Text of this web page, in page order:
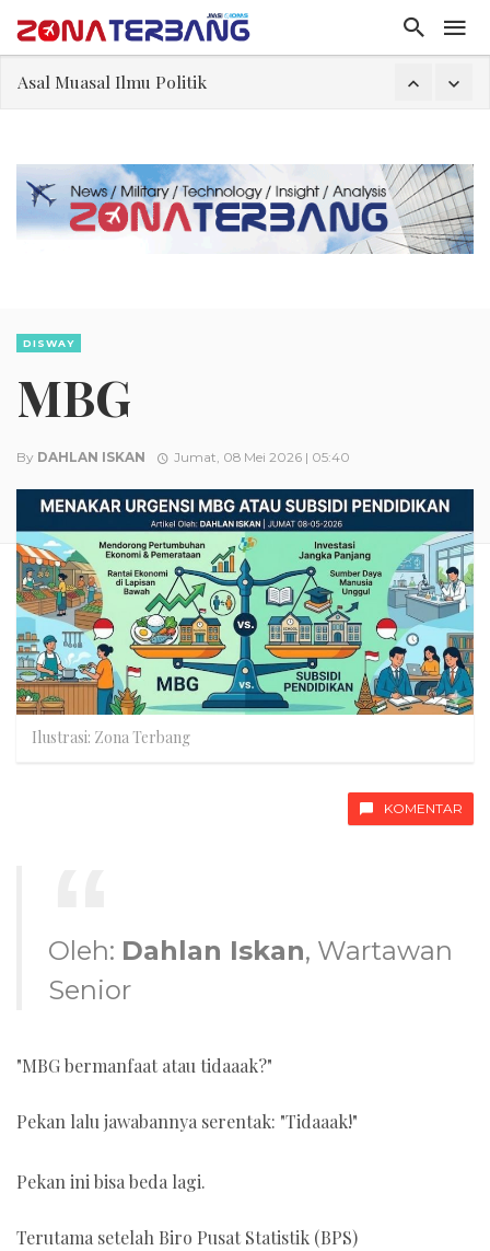
Asal Muasal Ilmu Politik
FWK: Presiden dan Masyarakat Perlu Gunakan Bahasa yang Santun
Dua Pesawat Nyaris Tabrakan di Haneda
Kedutaan Palestina Gelar Aksi Kerja Sukarela di Menteng sebagai Bentuk Terima Kasih kepada Indonesia
DISWAY
MBG
By DAHLAN ISKAN Jumat, 08 Mei 2026 | 05:40
Ilustrasi: Zona Terbang
KOMENTAR
Oleh: Dahlan Iskan, Wartawan
Senior
"MBG bermanfaat atau tidaaak?"
Pekan lalu jawabannya serentak: "Tidaaak!"
Pekan ini bisa beda lagi.
Terutama setelah Biro Pusat Statistik (BPS)